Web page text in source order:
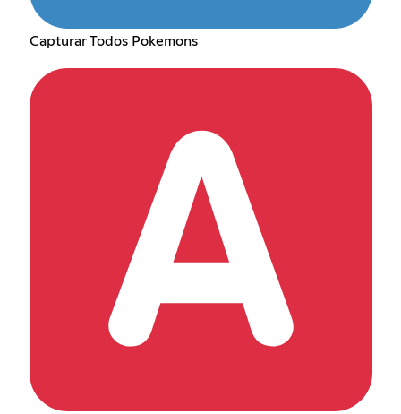
Capturar Todos Pokemons